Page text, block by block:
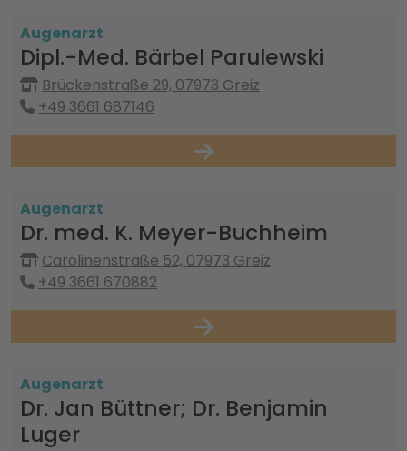
Augenarzt
Dipl.-Med. Bärbel Parulewski
Brückenstraße 29, 07973 Greiz
+49 3661 687146
Augenarzt
Dr. med. K. Meyer-Buchheim
Carolinenstraße 52, 07973 Greiz
+49 3661 670882
Augenarzt
Dr. Jan Büttner; Dr. Benjamin
Luger